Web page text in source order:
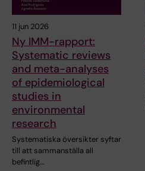
11 jun 2026
Ny IMM-rapport:
Systematic reviews
and meta-analyses
of epidemiological
studies in
environmental
research
Systematiska översikter syftar
till att sammanställa all
befintlig…